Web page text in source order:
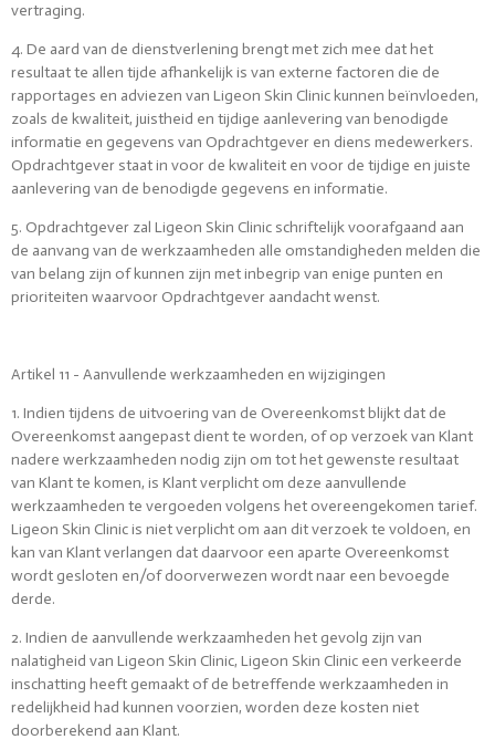
vertraging.
4. De aard van de dienstverlening brengt met zich mee dat het
resultaat te allen tijde afhankelijk is van externe factoren die de
rapportages en adviezen van Ligeon Skin Clinic kunnen beïnvloeden,
zoals de kwaliteit, juistheid en tijdige aanlevering van benodigde
informatie en gegevens van Opdrachtgever en diens medewerkers.
Opdrachtgever staat in voor de kwaliteit en voor de tijdige en juiste
aanlevering van de benodigde gegevens en informatie.
5. Opdrachtgever zal Ligeon Skin Clinic schriftelijk voorafgaand aan
de aanvang van de werkzaamheden alle omstandigheden melden die
van belang zijn of kunnen zijn met inbegrip van enige punten en
prioriteiten waarvoor Opdrachtgever aandacht wenst.
Artikel 11 - Aanvullende werkzaamheden en wijzigingen
1. Indien tijdens de uitvoering van de Overeenkomst blijkt dat de
Overeenkomst aangepast dient te worden, of op verzoek van Klant
nadere werkzaamheden nodig zijn om tot het gewenste resultaat
van Klant te komen, is Klant verplicht om deze aanvullende
werkzaamheden te vergoeden volgens het overeengekomen tarief.
Ligeon Skin Clinic is niet verplicht om aan dit verzoek te voldoen, en
kan van Klant verlangen dat daarvoor een aparte Overeenkomst
wordt gesloten en/of doorverwezen wordt naar een bevoegde
derde.
2. Indien de aanvullende werkzaamheden het gevolg zijn van
nalatigheid van Ligeon Skin Clinic, Ligeon Skin Clinic een verkeerde
inschatting heeft gemaakt of de betreffende werkzaamheden in
redelijkheid had kunnen voorzien, worden deze kosten niet
doorberekend aan Klant.